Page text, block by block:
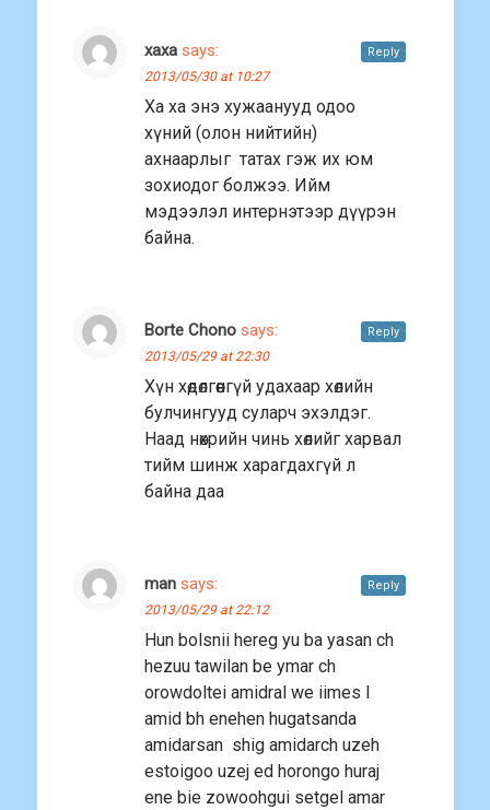
хаха says:
2013/05/30 at 10:27
Ха ха энэ хужаанууд одоо
хүний (олон нийтийн)
ахнаарлыг татах гэж их юм
зохиодог болжээ. Ийм
мэдээлэл интернэтээр дүүрэн
байна.
Reply
Borte Chono says:
2013/05/29 at 22:30
Хүн хөдөлгөөнгүй удахаар хөлийн
булчингууд суларч эхэлдэг.
Наад нөхрийн чинь хөлийг харвал
тийм шинж харагдахгүй л
байна даа
Reply
man says:
2013/05/29 at 22:12
Hun bolsnii hereg yu ba yasan ch
hezuu tawilan be ymar ch
orowdoltei amidral we iimes l
amid bh enehen hugatsanda
amidarsan shig amidarch uzeh
estoigoo uzej ed horongo huraj
ene bie zowoohgui setgel amar
Reply